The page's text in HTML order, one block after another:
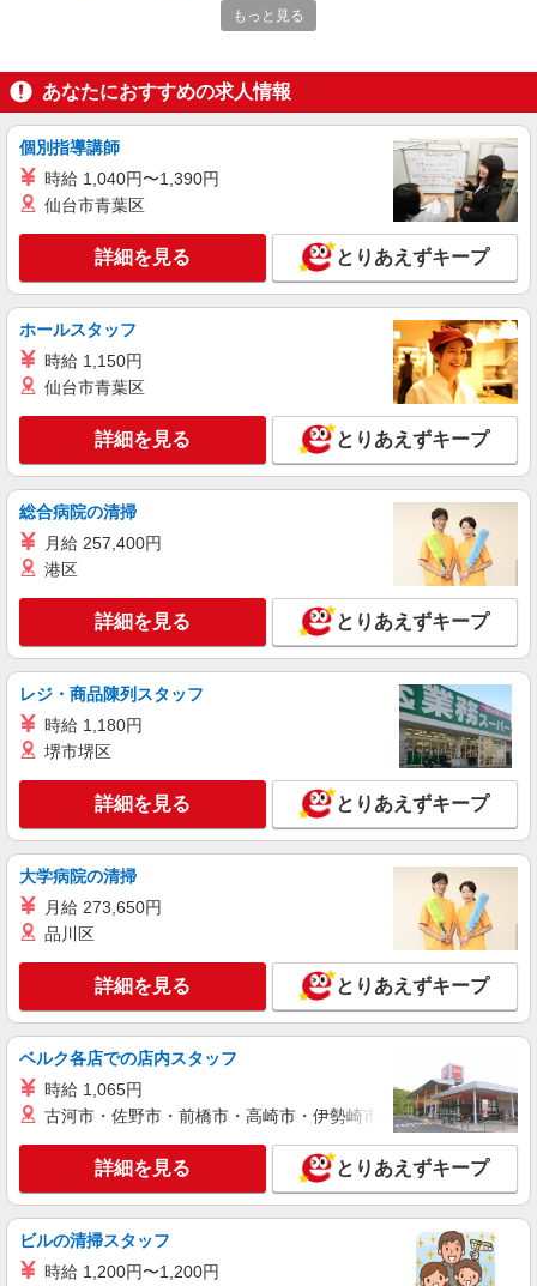
28,501円 〜 38,285円（20時間相当） ＊時間外手
当は時間外労働の有無にかかわらず、固定残業代
法定どおり追加で支給します。 試用期間あり 3ヶ
月 ※経験・能力による 【試用期間】月給 220819
円 〜 296625 円
キープ 詳細を見る
契約社員
ソフトバンク販売契約社員【市川市エリア】
家電量販店内の携帯販売スタッフ
月給 279,340円 〜 279,340円 試用期間なし ※
経験・能力による 【試用期間】時給 0 円 〜 0 円
■ソフトバンク販売契約社員【市川市エリア】
キープ 詳細を見る
月給 235,000円 〜 250,000円 固定残業代:
25,000円 〜 40,000円（15時間相当） ＊時間外手
当は時間外労働の有無にかかわらず、固定残業代
として支給し、 相当時間を超える時間外労働は法
定通り追加で支給します。固定残業代は約15.6〜
24.9時間相当 試用期間あり 3ヶ月 ※経験・能力に
よる 【試用期間】月給 210000 円 〜 210000 円
■ソフトバンク本八幡店 千葉県 市川市 八幡2
詳細を見る
派遣社員
株式会社日本パーソナルビジネス 首都圏支社（T11_213）
≪携帯販売｜家電量販店のauコーナー≫
時給1700円〜1800円 ◆交通費規定支給◆直雇
用へ切替後：月給286,200円＋交通費
千葉県市川市市
キープ 詳細を見る
派遣社員
株式会社日本パーソナルビジネス 首都圏支社（T11_201）
≪携帯販売｜家電量販店のauコーナー≫
時給1700円〜1800円 ◆交通費規定支給◆直雇
用へ切替後：月給286,200円＋交通費
千葉県市川市妙典
キープ 詳細を見る
株式会社ケーズホールディングス
大卒：基本給 260,000円 短大・専門卒：基本
給 240,000円 高卒：基本給 225,000円 ※上記
もっと見る
あなたにおすすめの求人情報
個別指導講師
時給 1,040円〜1,390円
仙台市青葉区
詳細を見る とりあえずキープ
ホールスタッフ
時給 1,150円
仙台市青葉区
詳細を見る とりあえずキープ
総合病院の清掃
月給 257,400円
港区
詳細を見る とりあえずキープ
レジ・商品陳列スタッフ
時給 1,180円
堺市堺区
詳細を見る とりあえずキープ
大学病院の清掃
月給 273,650円
品川区
詳細を見る とりあえずキープ
ベルク各店での店内スタッフ
時給 1,065円
古河市・佐野市・前橋市・高崎市・伊勢崎市・太田市・館林市
詳細を見る とりあえずキープ
ビルの清掃スタッフ
時給 1,200円〜1,200円